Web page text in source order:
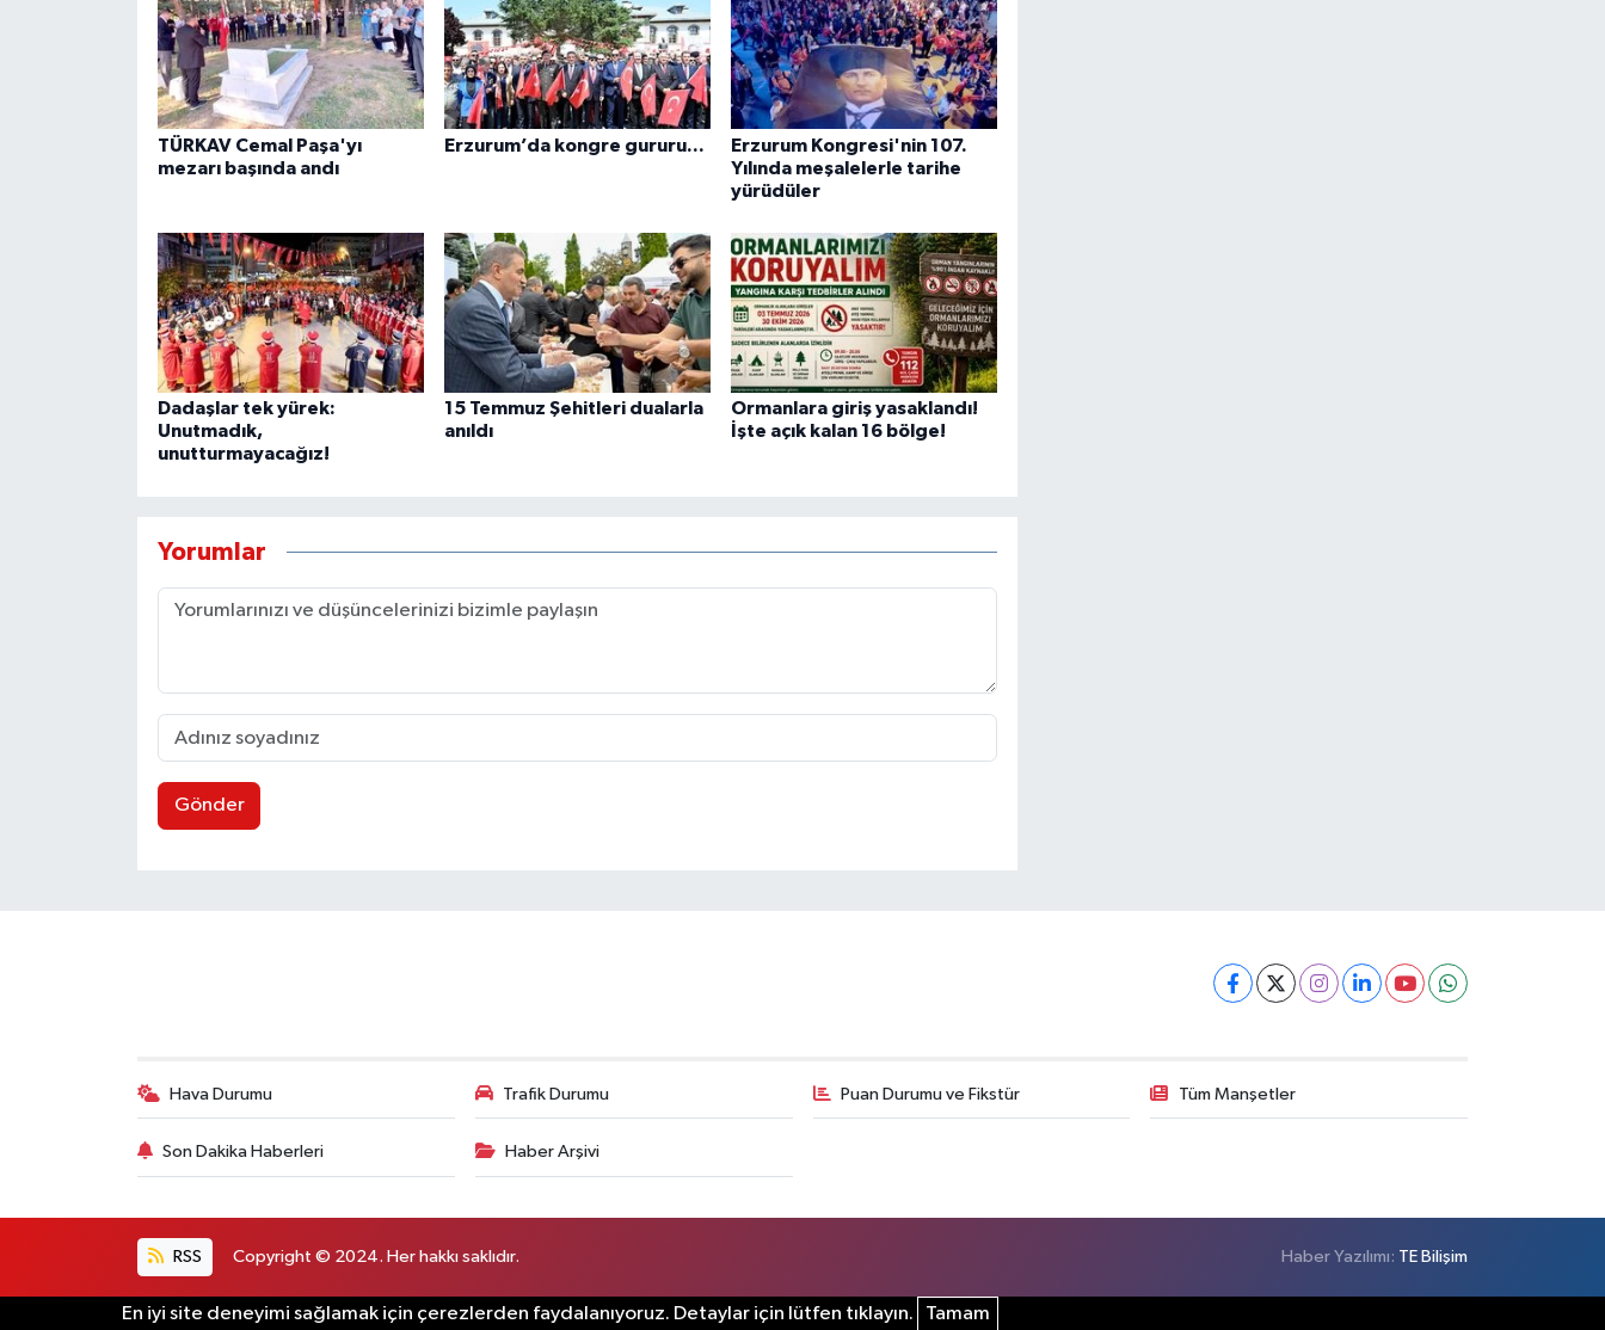
TÜRKAV Cemal Paşa'yı
mezarı başında andı
Erzurum’da kongre gururu...
Erzurum Kongresi'nin 107.
Yılında meşalelerle tarihe
yürüdüler
Dadaşlar tek yürek:
Unutmadık,
unutturmayacağız!
15 Temmuz Şehitleri dualarla
anıldı
Ormanlara giriş yasaklandı!
İşte açık kalan 16 bölge!
Yorumlar
Gönder
Hava Durumu Trafik Durumu Puan Durumu ve Fikstür Tüm Manşetler
Son Dakika Haberleri Haber Arşivi
RSS Copyright © 2024. Her hakkı saklıdır. Haber Yazılımı: TE Bilişim
En iyi site deneyimi sağlamak için çerezlerden faydalanıyoruz. Detaylar için lütfen tıklayın. Tamam